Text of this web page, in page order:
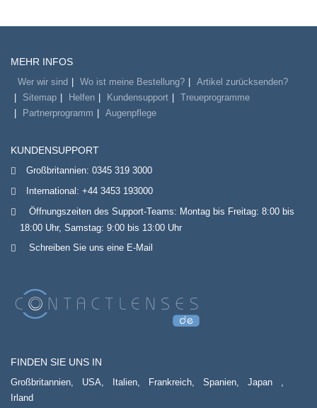
MEHR INFOS
Wer wir sind Wo ist meine Bestellung?
Artikel zurücksenden?
Sitemap
Helfen Kundensupport
Treueprogramme
Partnerprogramm
Augenpflege
KUNDENSUPPORT
Großbritannien: 0345 319 3000
International: +44 3453 193000
Öffnungszeiten des Support-Teams: Montag bis Freitag: 8:00 bis
18:00 Uhr, Samstag: 9:00 bis 13:00 Uhr
Schreiben Sie uns eine E-Mail
FINDEN SIE UNS IN
Großbritannien, USA, Italien, Frankreich, Spanien, Japan
,
Irland